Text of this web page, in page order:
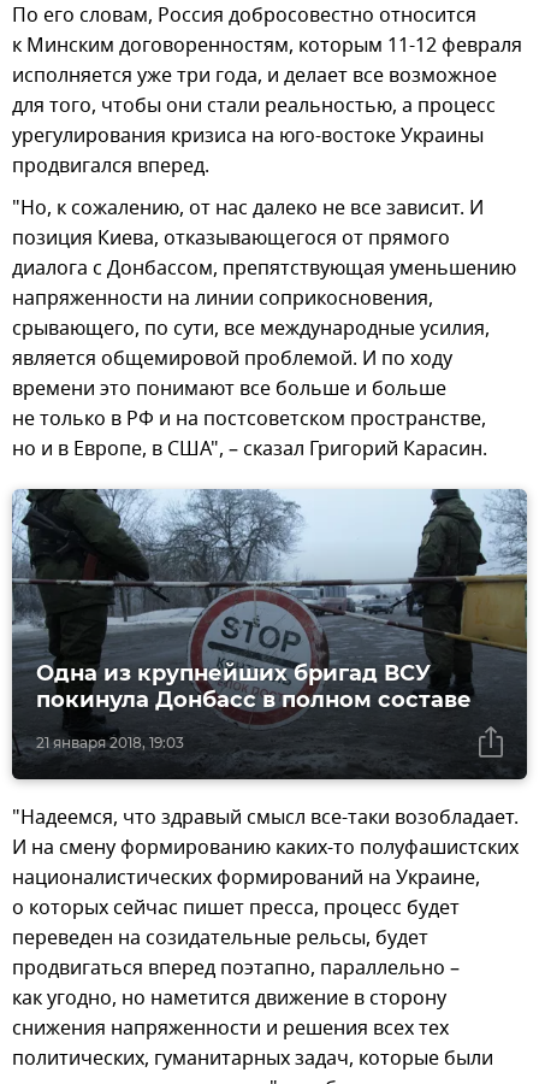
По его словам, Россия добросовестно относится
к Минским договоренностям, которым 11-12 февраля
исполняется уже три года, и делает все возможное
для того, чтобы они стали реальностью, а процесс
урегулирования кризиса на юго-востоке Украины
продвигался вперед.
"Но, к сожалению, от нас далеко не все зависит. И
позиция Киева, отказывающегося от прямого
диалога с Донбассом, препятствующая уменьшению
напряженности на линии соприкосновения,
срывающего, по сути, все международные усилия,
является общемировой проблемой. И по ходу
времени это понимают все больше и больше
не только в РФ и на постсоветском пространстве,
но и в Европе, в США", – сказал Григорий Карасин.
21 января 2018, 19:03
Одна из крупнейших бригад ВСУ
покинула Донбасс в полном составе
"Надеемся, что здравый смысл все-таки возобладает.
И на смену формированию каких-то полуфашистских
националистических формирований на Украине,
о которых сейчас пишет пресса, процесс будет
переведен на созидательные рельсы, будет
продвигаться вперед поэтапно, параллельно –
как угодно, но наметится движение в сторону
снижения напряженности и решения всех тех
политических, гуманитарных задач, которые были